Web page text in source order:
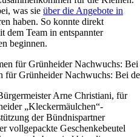
was sie über die Angebote in
haben. So konnte direkt
dem Team in entspannter
beginnen.
für Grünheider Nachwuchs: Bei
Arne Christiani, für
„Kleckermäulchen“-
der Bündnispartner
vollgepackte Geschenkebeutel